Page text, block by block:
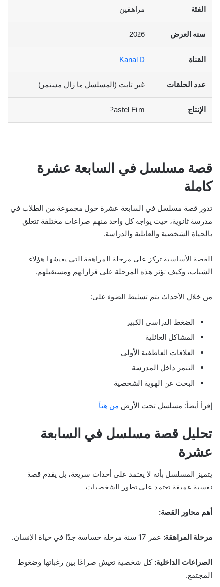
الفئة مراهقين
سنة العرض 2026
القناة Kanal D
عدد الحلقات غير ثابت (المسلسل ما زال مستمر)
الإنتاج Pastel Film
قصة مسلسل في السابعة عشرة
كاملة
تدور قصة مسلسل في السابعة عشرة حول مجموعة من الطلاب في
مدرسة ثانوية، حيث يواجه كل واحد منهم صراعات مختلفة تتعلق
بالحياة الشخصية والعائلية والدراسة.
القصة الأساسية تركز على مرحلة المراهقة التي يعيشها هؤلاء
الشباب، وكيف تؤثر هذه المرحلة على قراراتهم ومستقبلهم.
من خلال الأحداث يتم تسليط الضوء على:
الضغط الدراسي الكبير
المشاكل العائلية
العلاقات العاطفية الأولى
التنمر داخل المدرسة
البحث عن الهوية الشخصية
إقرأ أيضاً: مسلسل تحت الأرض من هنآ
تحليل قصة مسلسل في السابعة
عشرة
يتميز المسلسل بأنه لا يعتمد على أحداث سريعة، بل يقدم قصة
نفسية عميقة تعتمد على تطور الشخصيات.
أهم محاور القصة:
مرحلة المراهقة: عمر 17 سنة مرحلة حساسة جدًا في حياة الإنسان.
الصراعات الداخلية: كل شخصية تعيش صراعًا بين رغباتها وضغوط
المجتمع.